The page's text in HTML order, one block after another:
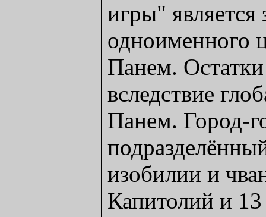
игры" является
одноименного
Панем.
вследствие
Панем. Город-
изобилии и
Капитолий и